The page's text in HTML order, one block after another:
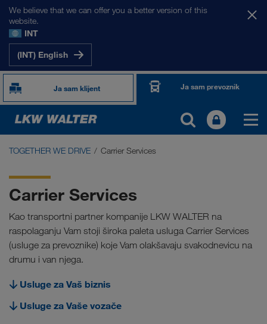
We believe that we can offer you a better version of this
website.
INT
(INT) English
Ja sam klijent Ja sam prevoznik
TOGETHER WE DRIVE
WE LOAD
WE GROW
WE CARE
Onboarding
TOGETHER WE DRIVE Carrier Services
Carrier Services
Kao transportni partner kompanije LKW WALTER na
raspolaganju Vam stoji široka paleta usluga Carrier Services
(usluge za prevoznike) koje Vam olakšavaju svakodnevicu na
drumu i van njega.
Usluge za Vaš biznis
Usluge za Vaše vozače